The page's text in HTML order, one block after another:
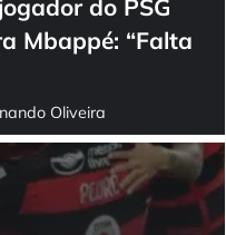
do PSG
Mbappé: “Falta
Oliveira